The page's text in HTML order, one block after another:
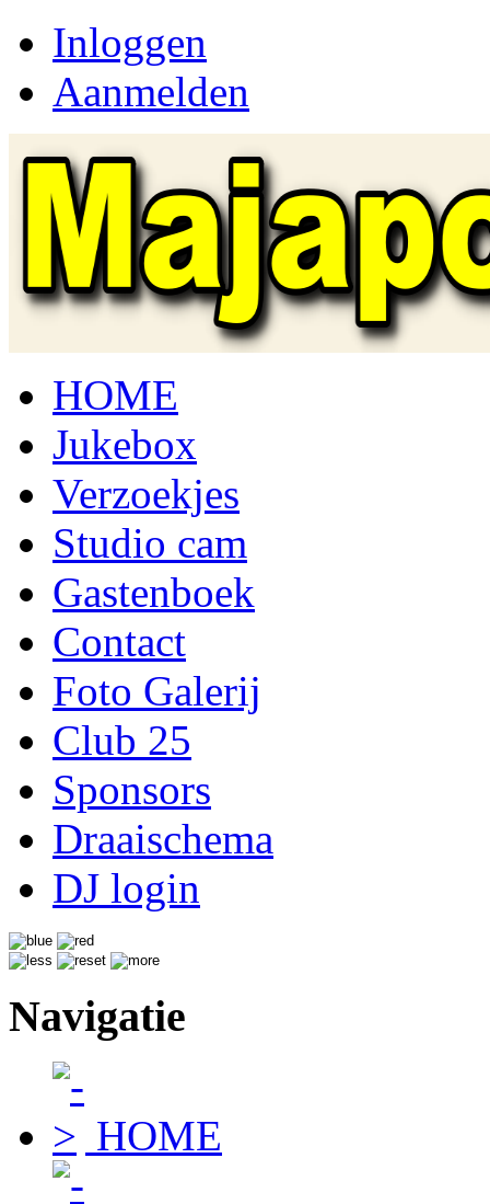
Inloggen
Aanmelden
HOME
Jukebox
Verzoekjes
Studio cam
Gastenboek
Contact
Foto Galerij
Club 25
Sponsors
Draaischema
DJ login
Navigatie
HOME